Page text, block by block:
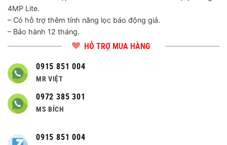
4MP Lite.
– Có hỗ trợ thêm tính năng lọc báo động giả.
– Bảo hành 12 tháng.
HỖ TRỢ MUA HÀNG
0915 851 004
MR VIỆT
0972 385 301
MS BÍCH
0915 851 004